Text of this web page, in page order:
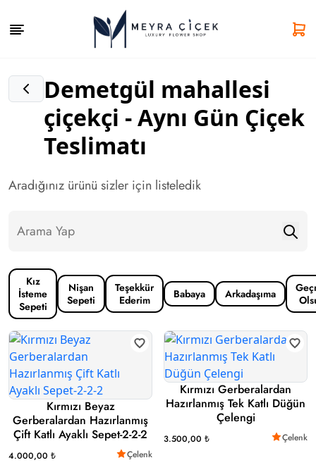
Demetgül mahallesi
çiçekçi - Aynı Gün Çiçek
Teslimatı
Aradığınız ürünü sizler için listeledik
Kız
İsteme
Sepeti
Nişan
Sepeti
Teşekkür
Ederim
Babaya Arkadaşıma
Kırmızı Beyaz
Gerberalardan Hazırlanmış
Çift Katlı Ayaklı Sepet-2-2-2
4.000,00 ₺ Çelenk
Kırmızı Gerberalardan
Hazırlanmış Tek Katlı Düğün
Çelengi
3.500,00 ₺ Çelenk